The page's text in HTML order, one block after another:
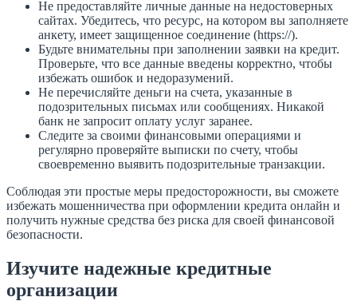
Не предоставляйте личные данные на недостоверных
сайтах. Убедитесь, что ресурс, на котором вы заполняете
анкету, имеет защищенное соединение (https://).
Будьте внимательны при заполнении заявки на кредит.
Проверьте, что все данные введены корректно, чтобы
избежать ошибок и недоразумений.
Не перечисляйте деньги на счета, указанные в
подозрительных письмах или сообщениях. Никакой
банк не запросит оплату услуг заранее.
Следите за своими финансовыми операциями и
регулярно проверяйте выписки по счету, чтобы
своевременно выявить подозрительные транзакции.
Соблюдая эти простые меры предосторожности, вы сможете
избежать мошенничества при оформлении кредита онлайн и
получить нужные средства без риска для своей финансовой
безопасности.
Изучите надежные кредитные
организации